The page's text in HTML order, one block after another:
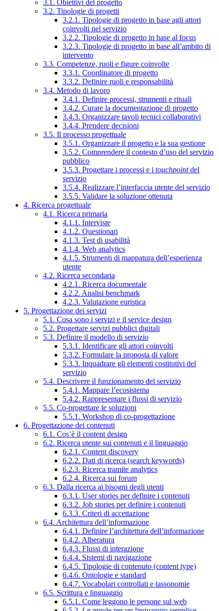
3.1. Obiettivi del progetto
3.2. Tipologie di progetti
3.2.1. Tipologie di progetto in base agli attori
coinvolti nel servizio
3.2.2. Tipologie di progetto in base al focus
3.2.3. Tipologie di progetto in base all’ambito di
intervento
3.3. Competenze, ruoli e figure coinvolte
3.3.1. Coordinatore di progetto
3.3.2. Definire ruoli e responsabilità
3.4. Metodo di lavoro
3.4.1. Definire processi, strumenti e rituali
3.4.2. Curare la documentazione di progetto
3.4.3. Organizzare tavoli tecnici collaborativi
3.4.4. Prendere decisioni
3.5. Il processo progettuale
3.5.1. Organizzare il progetto e la sua gestione
3.5.2. Comprendere il contesto d’uso del servizio
pubblico
3.5.3. Progettare i processi e i touchpointdel
servizio
3.5.4. Realizzare l’interfaccia utente del servizio
3.5.5. Validare la soluzione ottenuta
4. Ricerca progettuale
4.1. Ricerca primaria
4.1.1. Interviste
4.1.2. Questionari
4.1.3. Test di usabilità
4.1.4. Web analytics
4.1.5. Strumenti di mappatura dell’esperienza
utente
4.2. Ricerca secondaria
4.2.1. Ricerca documentale
4.2.2. Analisi benchmark
4.2.3. Valutazione euristica
5. Progettazione dei servizi
5.1. Cosa sono i servizi e il service design
5.2. Progettare servizi pubblici digitali
5.3. Definire il modello di servizio
5.3.1. Identificare gli attori coinvolti
5.3.2. Formulare la proposta di valore
5.3.3. Inquadrare gli elementi costitutivi del
servizio
5.4. Descrivere il funzionamento del servizio
5.4.1. Mappare l’ecosistema
5.4.2. Rappresentare i flussi di servizio
5.5. Co-progettare le soluzioni
5.5.1. Workshop di co-progettazione
6. Progettazione dei contenuti
6.1. Cos’è il content design
6.2. Ricerca utente sui contenuti e il linguaggio
6.2.1. Content discovery
6.2.2. Dati di ricerca (search keywords)
6.2.3. Ricerca tramite analytics
6.2.4. Ricerca sui forum
6.3. Dalla ricerca ai bisogni degli utenti
6.3.1. User stories per definire i contenuti
6.3.2. Job stories per definire i contenuti
6.3.3. Criteri di accettazione
6.4. Architettura dell’informazione
6.4.1. Definire l’architettura dell’informazione
6.4.2. Alberatura
6.4.3. Flussi di interazione
6.4.4. Sistemi di navigazione
6.4.5. Tipologie di contenuto (content type)
6.4.6. Ontologie e standard
6.4.7. Vocabolari controllati e tassonomie
6.5. Scrittura e linguaggio
6.5.1. Come leggono le persone sul web